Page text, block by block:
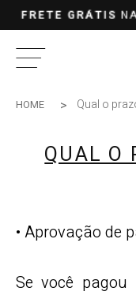
FRETE GRÁTIS
HOME Qual o
QUAL O
• Aprovação de
Se você